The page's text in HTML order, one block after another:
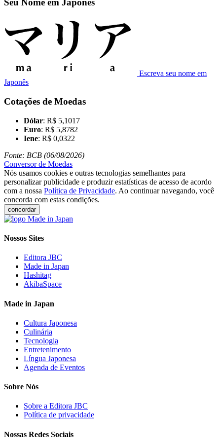
Escreva seu nome em
Japonês
Cotações de Moedas
Dólar: R$ 5,1017
Euro: R$ 5,8782
Iene: R$ 0,0322
Fonte: BCB (06/08/2026)
Conversor de Moedas
Nós usamos cookies e outras tecnologias semelhantes para
personalizar publicidade e produzir estatísticas de acesso de acordo
com a nossa Política de Privacidade. Ao continuar navegando, você
concorda com estas condições.
concordar
Nossos Sites
Editora JBC
Made in Japan
Hashitag
AkibaSpace
Made in Japan
Cultura Japonesa
Culinária
Tecnologia
Entretenimento
Língua Japonesa
Agenda de Eventos
Sobre Nós
Sobre a Editora JBC
Política de privacidade
Nossas Redes Sociais